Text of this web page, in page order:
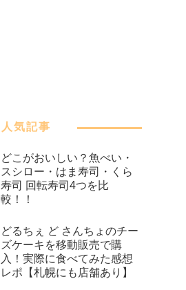
人気記事
どこがおいしい？魚べい・
スシロー・はま寿司・くら
寿司 回転寿司4つを比
較！！
どるちぇ ど さんちょのチー
ズケーキを移動販売で購
入！実際に食べてみた感想
レポ【札幌にも店舗あり】